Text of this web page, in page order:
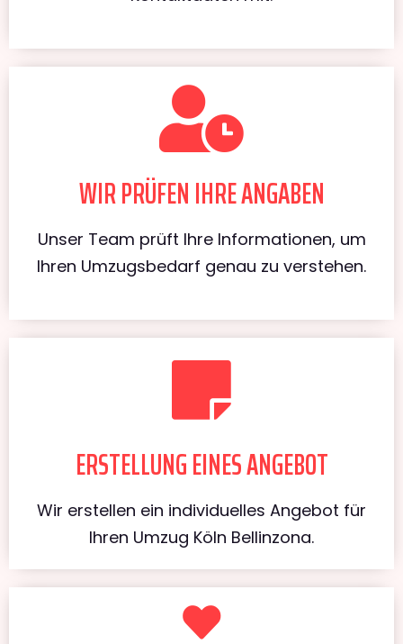
WIR PRÜFEN IHRE ANGABEN
Unser Team prüft Ihre Informationen, um
Ihren Umzugsbedarf genau zu verstehen.
ERSTELLUNG EINES ANGEBOT
Wir erstellen ein individuelles Angebot für
Ihren Umzug Köln Bellinzona.